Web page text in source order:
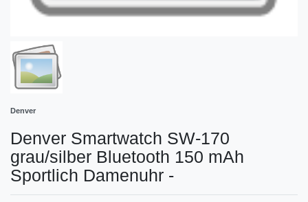
Denver
Denver Smartwatch SW-170
grau/silber Bluetooth 150 mAh
Sportlich Damenuhr -